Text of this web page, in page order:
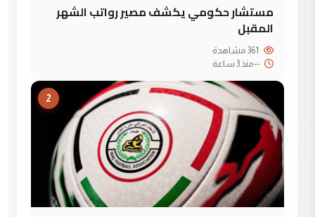
مستشار حكومي يكشف مصير رواتب الشهر
المقبل
--منذ 3 ساعة
2